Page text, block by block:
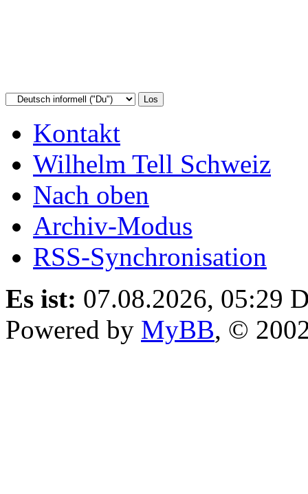
Kontakt
Wilhelm Tell Schweiz
Nach oben
Archiv-Modus
RSS-Synchronisation
Es ist: 07.08.2026, 05:29
Powered by MyBB, ©